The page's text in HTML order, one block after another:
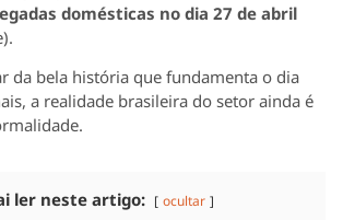
domésticas no dia 27 de abril
da bela história que fundamenta o dia
a realidade brasileira do setor ainda é
ler neste artigo: ocultar